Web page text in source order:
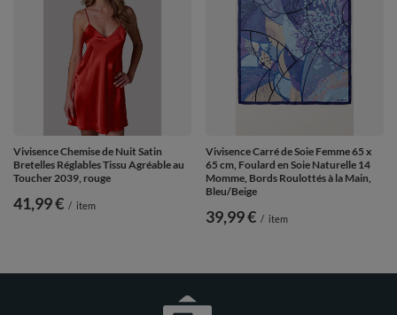
Vivisence Chemise de Nuit Satin
Bretelles Réglables Tissu Agréable au
Toucher 2039, rouge
41,99 € / item
Vivisence Carré de Soie Femme 65 x
65 cm, Foulard en Soie Naturelle 14
Momme, Bords Roulottés à la Main,
Bleu/Beige
39,99 € / item